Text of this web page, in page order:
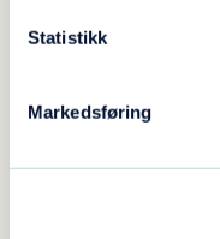
Statistikk
Markedsføring